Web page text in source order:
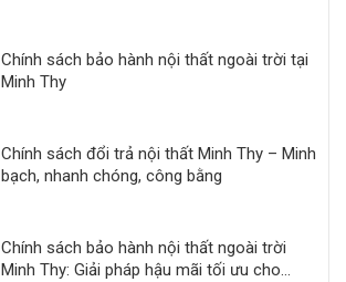
Chính sách bảo hành nội thất ngoài trời tại
Minh Thy
Chính sách đổi trả nội thất Minh Thy – Minh
bạch, nhanh chóng, công bằng
Chính sách bảo hành nội thất ngoài trời
Minh Thy: Giải pháp hậu mãi tối ưu cho